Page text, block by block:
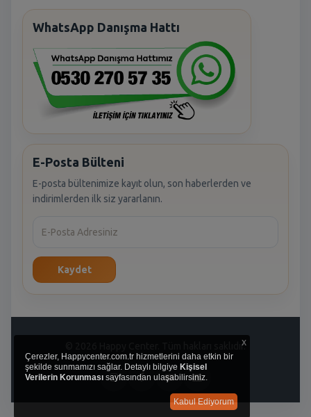
WhatsApp Danışma Hattı
E-Posta Bülteni
E-posta bültenimize kayıt olun, son haberlerden ve
indirimlerden ilk siz yararlanın.
Kaydet
© 2026 Happy Center. Tüm hakları saklıdır.
x
Çerezler, Happycenter.com.tr hizmetlerini daha etkin bir
şekilde sunmamızı sağlar. Detaylı bilgiye Kişisel
Verilerin Korunması sayfasından ulaşabilirsiniz.
Kabul Ediyorum